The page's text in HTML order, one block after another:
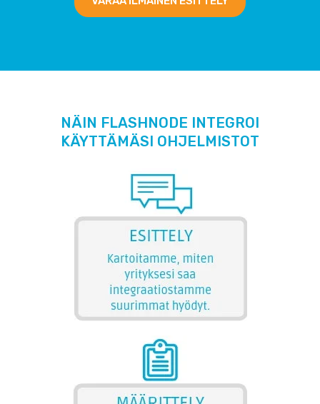
NÄIN FLASHNODE INTEGROI
KÄYTTÄMÄSI OHJELMISTOT